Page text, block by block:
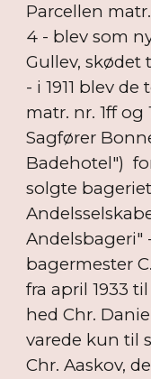
Parcellen
4 - blev som
Gullev, skødet
- i 1911 blev
matr. nr. 1ff
Sagfører
Badehotel")
solgte bageriet
Andelsbageri"
bagermester
fra april 1933
hed Chr.
varede kun til
Chr. Aaskov,